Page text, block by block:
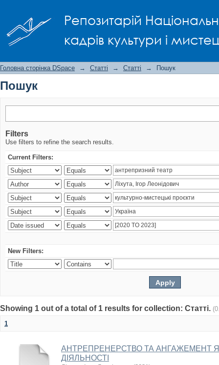
Репозитарій
кадрів культури і
Головна сторінка DSpace → Статті → Статті → Пошук
Пошук
Filters
Use filters to refine the search results.
Current Filters:
New Filters:
Showing 1 out of a total of 1 results for collection: Статті.
1
АНТРЕПРЕНЕРСТВО ТА АНГАЖЕМЕНТ
ДІЯЛЬНОСТІ